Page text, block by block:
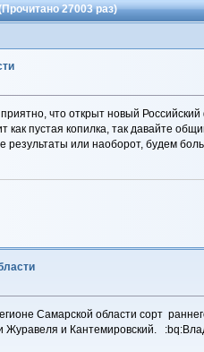
27003 раз)
что открыт новый
как пустая копилка, так давайте
результаты или наоборот, будем
Самарской области сорт
Журавеля и Кантемировский.